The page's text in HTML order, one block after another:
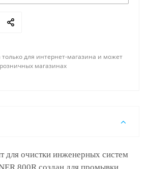
для интернет-магазина и может
магазинах
для очистки инженерных систем